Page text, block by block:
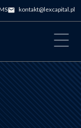
kontakt@lexcapital.pl